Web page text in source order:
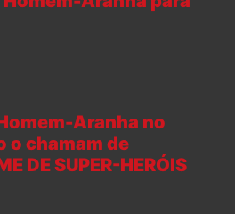
Aranha no
o chamam de
DE SUPER-HERÓIS